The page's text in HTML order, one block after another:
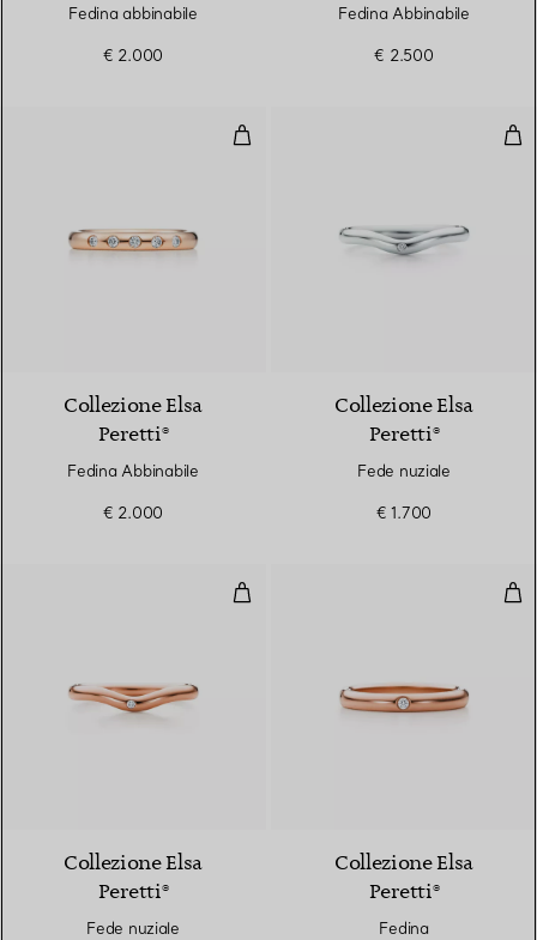
Fedina abbinabile
€ 2.000
Fedina Abbinabile
€ 2.500
Fedina Abbinabile
Collezione Elsa
Peretti®
Fedina Abbinabile
€ 2.000
Collezione Elsa
Peretti®
Fede nuziale
€ 1.700
Fede nuziale
Collezione Elsa
Peretti®
Fede nuziale
Collezione Elsa
Peretti®
Fedina